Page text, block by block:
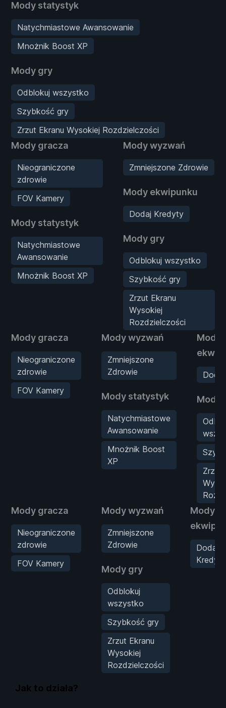
Mody statystyk
Natychmiastowe Awansowanie
Mnożnik Boost XP
Mody gry
Odblokuj wszystko
Szybkość gry
Zrzut Ekranu Wysokiej Rozdzielczości
Mody gracza
Nieograniczone
zdrowie
FOV Kamery
Mody statystyk
Natychmiastowe
Awansowanie
Mnożnik Boost XP
Mody wyzwań
Zmniejszone Zdrowie
Mody ekwipunku
Dodaj Kredyty
Mody gry
Odblokuj wszystko
Szybkość gry
Zrzut Ekranu
Wysokiej
Rozdzielczości
Mody gracza
Nieograniczone
zdrowie
FOV Kamery
Mody wyzwań
Zmniejszone
Zdrowie
Mody statystyk
Natychmiastowe
Awansowanie
Mnożnik Boost
XP
Mody
Mody
Zrzut
Mody gracza
Nieograniczone
zdrowie
FOV Kamery
Mody wyzwań
Zmniejszone
Zdrowie
Mody gry
Odblokuj
wszystko
Szybkość gry
Zrzut Ekranu
Wysokiej
Rozdzielczości
Mody
Dodaj
Kredyty
Jak to działa?